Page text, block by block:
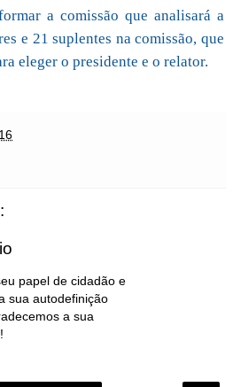
a comissão que analisará a
e 21 suplentes na comissão, que
eleger o presidente e o relator.
papel de cidadão e
sua autodefinição
a sua